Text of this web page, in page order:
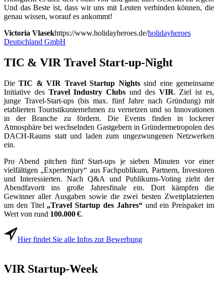
Und das Beste ist, dass wir uns mit Leuten verbinden können, die
genau wissen, worauf es ankommt!
Victoria Vlasekhttps://www.holidayheroes.de/holidayheroes
Deutschland GmbH
TIC & VIR Travel Start-up-Night
DieTIC & VIR Travel Startup Nightssind eine gemeinsame
Initiative des Travel Industry Clubs und des VIR. Ziel ist es,
junge Travel-Start-ups (bis max. fünf Jahre nach Gründung) mit
etablierten Touristikunternehmen zu vernetzen und so Innovationen
in der Branche zu fördern. Die Events finden in lockerer
Atmosphäre bei wechselnden Gastgebern in Gründermetropolen des
DACH-Raums statt und laden zum ungezwungenen Netzwerken
ein.
Pro Abend pitchen fünf Start-ups je sieben Minuten vor einer
vielfältigen „Expertenjury“ aus Fachpublikum, Partnern, Investoren
und Interessierten. Nach Q&A und Publikums-Voting zieht der
Abendfavorit ins große Jahresfinale ein. Dort kämpfen die
Gewinner aller Ausgaben sowie die zwei besten Zweitplatzierten
um den Titel „Travel Startup des Jahres“und ein Preis­paket im
Wert von rund 100.000 €.
Hier findet Sie alle Infos zur Bewerbung
VIR Startup-Week